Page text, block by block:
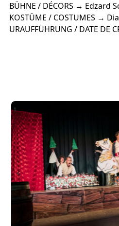
BÜHNE / DÉCORS → Edzard
KOSTÜME / COSTUMES →
URAUFFÜHRUNG / DATE DE
<